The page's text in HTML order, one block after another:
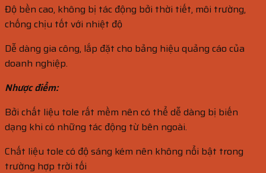
Độ bền cao, không bị tác động bởi thời tiết, môi trường,
chống chịu tốt với nhiệt độ
Dễ dàng gia công, lắp đặt cho bảng hiệu quảng cáo của
doanh nghiệp.
Nhược điểm:
Bởi chất liệu tole rất mềm nên có thể dễ dàng bị biến
dạng khi có những tác động từ bên ngoài.
Chất liệu tole có độ sáng kém nên không nổi bật trong
trường hợp trời tối